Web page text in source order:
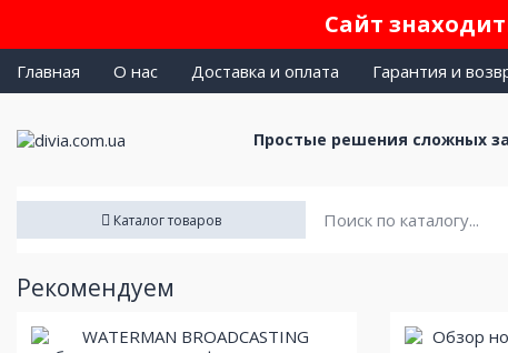
Сайт
Главная О нас Доставка и оплата Гарантия и
Простые решения сложных
Каталог товаров
Рекомендуем